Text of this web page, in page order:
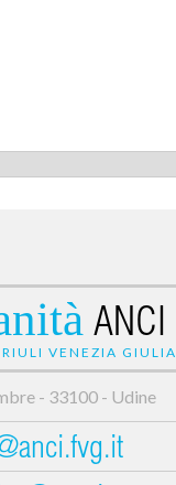
ANCI
VENEZIA GIULIA
- 33100 - Udine